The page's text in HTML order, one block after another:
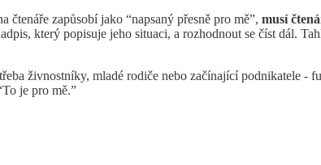
zapůsobí jako “napsaný přesně pro mě”, musí
který popisuje jeho situaci, a rozhodnout se číst dál.
živnostníky, mladé rodiče nebo začínající podnikatele
je pro mě.”